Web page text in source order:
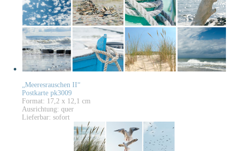
„Meeresrauschen II“
Postkarte pk3009
Format: 17,2 x 12,1 cm
Ausrichtung: quer
Lieferbar: sofort